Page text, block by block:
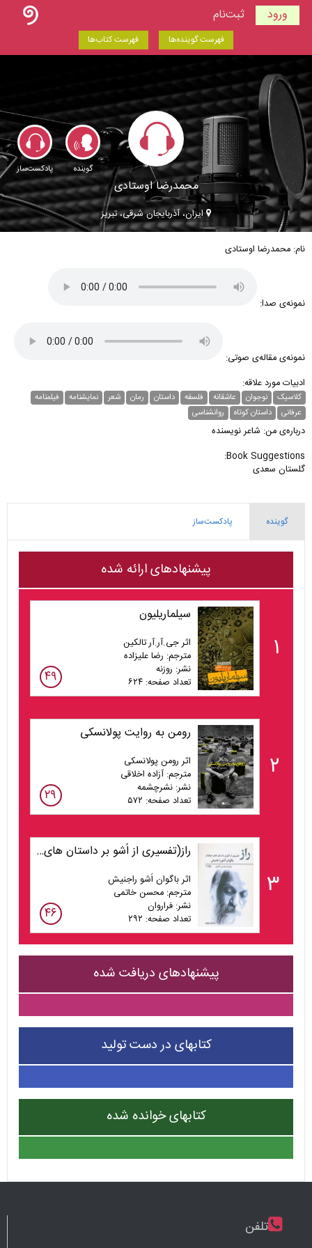
ورود ثبت‌نام
فهرست گوینده‌ها فهرست کتاب‌ها
گوینده پادکست‌ساز
محمدرضا اوستادی
ایران، آذربایجان شرقی، تبریز
نام: محمدرضا اوستادی
نمونه‌ی صدا:
نمونه‌ی مقاله‌ی صوتی:
ادبیات مورد علاقه:
کلاسیک نوجوان عاشقانه فلسفه داستان رمان شعر نمایشنامه
فیلمنامه
عرفانی
داستان کوتاه روانشناسی
درباره‌ی من: شاعر نویسنده
Book Suggestions:
گلستان سعدی
گوینده پادکست‌ساز
پیشنهادهای ارائه شده
۱
سیلماریلیون
اثر جی.آر.آر تالکین
مترجم: رضا علیزاده
نشر: روزنه
تعداد صفحه: ۶۲۴
۴۹
۲
رومن به روایت پولانسکی
اثر رومن پولانسکی
مترجم: آزاده اخلاقی
نشر: نشرچشمه
تعداد صفحه: ۵۷۲
۲۹
۳
راز(تفسیری از اُشو بر داستان های صوفیان) جلد1
اثر باگوان اُشو راجنیش
مترجم: محسن خاتمی
نشر: فراروان
تعداد صفحه: ۲۹۲
۴۶
پیشنهادهای دریافت شده
کتابهای در دست تولید
کتابهای خوانده شده
تلفن